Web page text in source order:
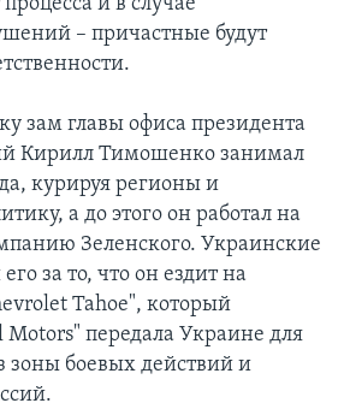
и в случае
– причастные будут
зам главы офиса президента
Кирилл Тимошенко занимал
курируя регионы и
а до этого он работал на
Зеленского. Украинские
за то, что он ездит на
Tahoe", который
передала Украине для
зоны боевых действий и